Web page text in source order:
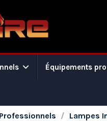
Équipements
Lampes